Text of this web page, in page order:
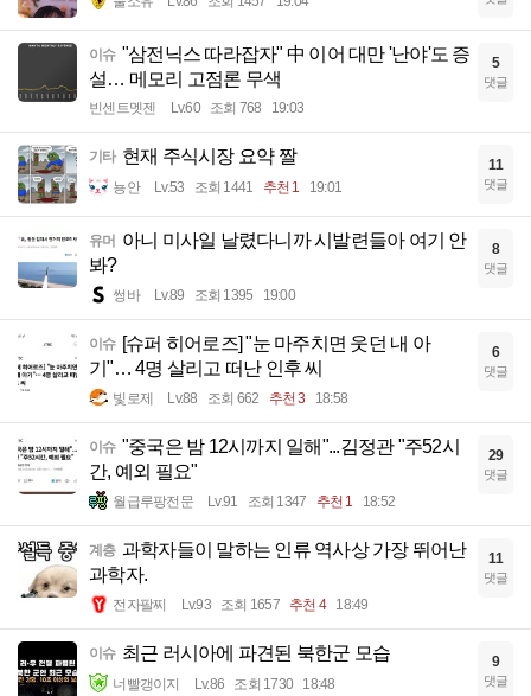
이슈 "삼전닉스 따라잡자" 中 이어 대만 '난야'도 증
설… 메모리 고점론 무색
빈센트멧젠 Lv.60 조회 768 19:03
5
댓글
기타 현재 주식시장 요약 짤
뇽안 Lv.53 조회 1441 추천 1 19:01
11
댓글
유머 아니 미사일 날렸다니까 시발련들아 여기 안
봐?
썽바 Lv.89 조회 1395 19:00
8
댓글
이슈 [슈퍼 히어로즈] "눈 마주치면 웃던 내 아
기"… 4명 살리고 떠난 인후 씨
빛로제 Lv.88 조회 662 추천 3 18:58
6
댓글
이슈 "중국은 밤 12시까지 일해"...김정관 "주52시
간, 예외 필요"
월급루팡전문 Lv.91 조회 1347 추천 1 18:52
29
댓글
계층 과학자들이 말하는 인류 역사상 가장 뛰어난
과학자.
전자팔찌 Lv.93 조회 1657 추천 4 18:49
11
댓글
이슈 최근 러시아에 파견된 북한군 모습
너빨갱이지 Lv.86 조회 1730 18:48
9
댓글